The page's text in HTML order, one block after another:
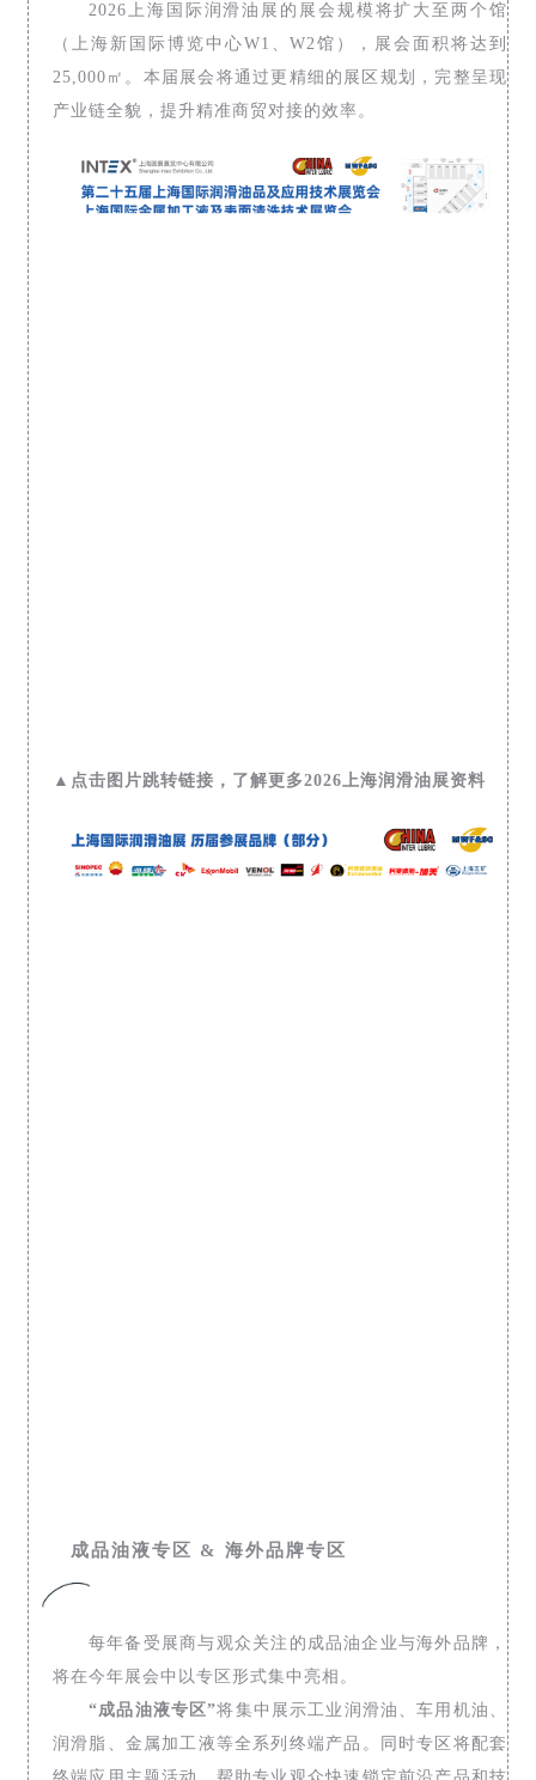
2026上海国际润滑油展的展会规模将扩大至两个馆
（上海新国际博览中心W1、W2馆），展会面积将达到
25,000㎡。本届展会将通过更精细的展区规划，完整呈现
产业链全貌，提升精准商贸对接的效率。
▲点击图片跳转链接，了解更多2026上海润滑油展资料
成品油液专区 & 海外品牌专区
每年备受展商与观众关注的成品油企业与海外品牌，
将在今年展会中以专区形式集中亮相。
“成品油液专区”将集中展示工业润滑油、车用机油、
润滑脂、金属加工液等全系列终端产品。同时专区将配套